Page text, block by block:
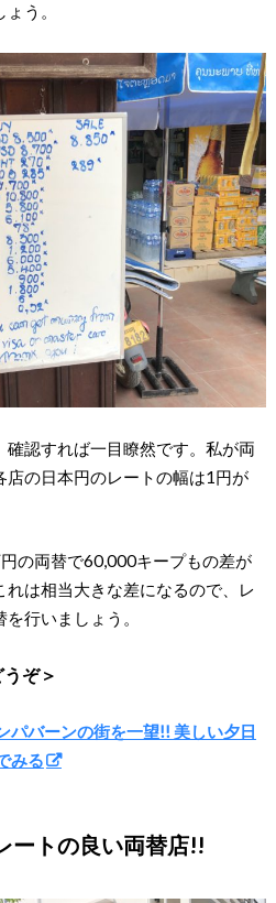
う。
確認すれば一目瞭然です。私が両
店の日本円のレートの幅は1円が
の両替で60,000キープもの差が
は相当大きな差になるので、レ
行いましょう。
ぞ＞
パバーンの街を一望!! 美しい夕日
みる
ートの良い両替店!!